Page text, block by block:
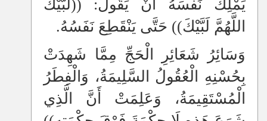
يَمْلِكُ نَفْسَهُ أَنْ يَقُولَ: ((لَبَّيْكَ
اللَّهُمَّ لَبَّيْكَ)) حَتَّى يَنْقَطِعَ نَفَسُهُ.
وَسَائِرُ شَعَائِرِ الْحَجِّ مِمَّا شَهِدَتْ
بِحُسْنِهِ الْعُقُولُ السَّلِيمَةُ، وَالْفِطَرُ
الْمُسْتَقِيمَةُ، وَعَلِمَتْ أَنَّ الَّذِي